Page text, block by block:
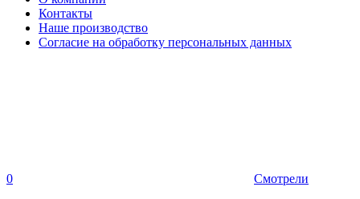
Контакты
Наше производство
Согласие на обработку персональных данных
0 Смотрели